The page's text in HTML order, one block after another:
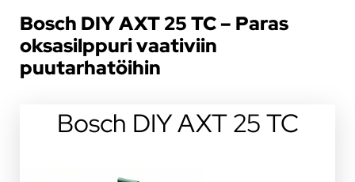
Bosch DIY AXT 25 TC – Paras
oksasilppuri vaativiin
puutarhatöihin
Bosch DIY AXT 25 TC